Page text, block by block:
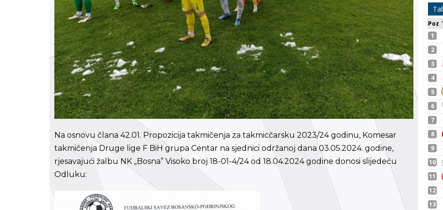
Na osnovu člana 42.01. Propozicija takmičenja za takmicčarsku 2023/24 godinu, Komesar
takmičenja Druge lige F BiH grupa Centar na sjednici održanoj dana 03.05.2024. godine,
rjesavajući žalbu NK „Bosna” Visoko broj 18-01-4/24 od 18.04.2024 godine donosi slijedeću
Odluku: